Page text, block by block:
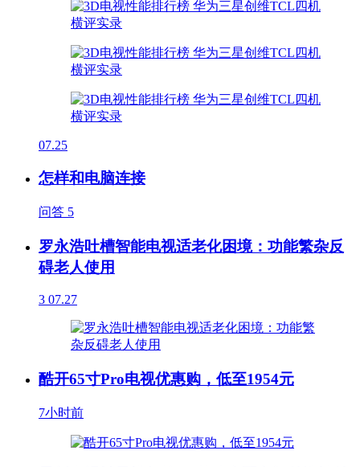
07.25
怎样和电脑连接
问答 5
罗永浩吐槽智能电视适老化困境：功能繁杂反
碍老人使用
3 07.27
酷开65寸Pro电视优惠购，低至1954元
7小时前